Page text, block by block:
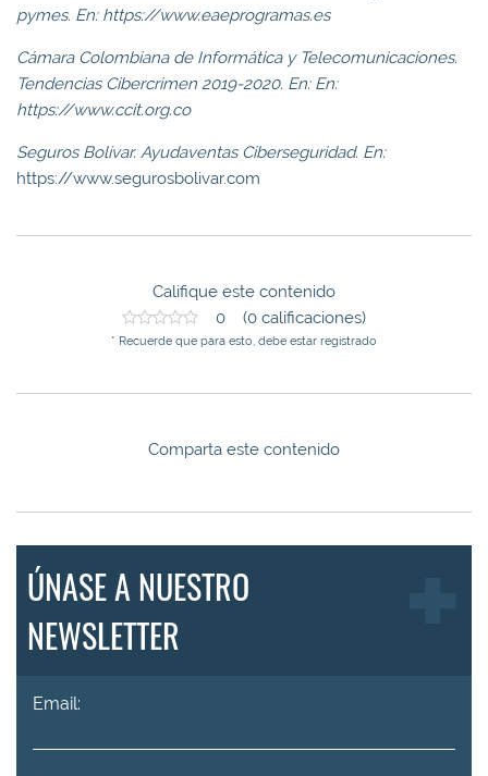
pymes. En: https://www.eaeprogramas.es
Cámara Colombiana de Informática y Telecomunicaciones.
Tendencias Cibercrimen 2019-2020. En: En:
https://www.ccit.org.co
Seguros Bolívar. Ayudaventas Ciberseguridad. En:
https://www.segurosbolivar.com
Califique este contenido
0 (0 calificaciones)
* Recuerde que para esto, debe estar registrado
Comparta este contenido
ÚNASE A NUESTRO
NEWSLETTER
Email: